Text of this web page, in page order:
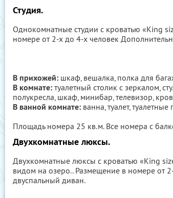
Студия.
Однокомнатные студии с кроватью «King
номере от 2-х до 4-х человек
В прихожей: шкаф, вешалка, полка для
В комнате: туалетный столик с зеркалом,
полукресла, шкаф, минибар, телевизор,
В ванной комнате: ванна, туалет,
Площадь номера 25 кв.м. Все номера с
Двухкомнатные люксы.
Двухкомнатные люксы с кроватью «King
видом на озеро.. Размещение в номере от
двуспальный диван.